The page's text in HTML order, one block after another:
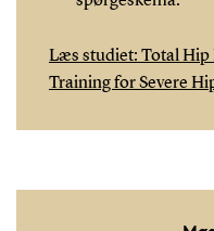
Læs studiet: Total Hip
Training for Severe